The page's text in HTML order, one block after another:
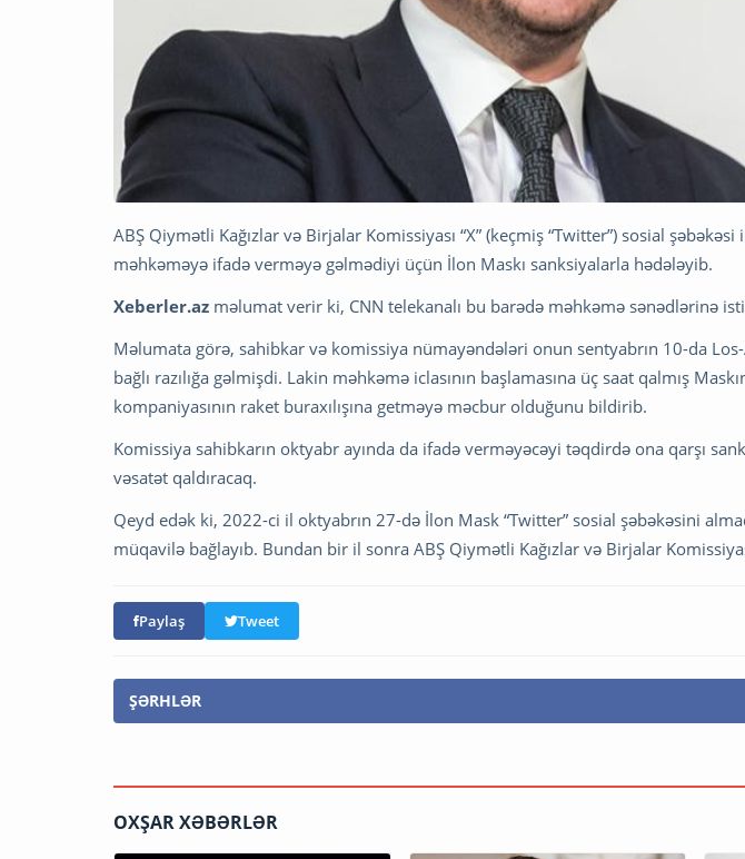
ABŞ Qiymətli Kağızlar və Birjalar Komissiyası “X” (keçmiş “Twitter”) sosial
məhkəməyə ifadə verməyə gəlmədiyi üçün İlon Maskı sanksiyalarla hədələyib.
Xeberler.az məlumat verir ki, CNN telekanalı bu barədə məhkəmə sənədlərinə
Məlumata görə, sahibkar və komissiya nümayəndələri onun sentyabrın 10-da
bağlı razılığa gəlmişdi. Lakin məhkəmə iclasının başlamasına üç saat qalmış
kompaniyasının raket buraxılışına getməyə məcbur olduğunu bildirib.
Komissiya sahibkarın oktyabr ayında da ifadə verməyəcəyi təqdirdə ona qarşı
vəsatət qaldıracaq.
Qeyd edək ki, 2022-ci il oktyabrın 27-də İlon Mask “Twitter” sosial şəbəkəsini
müqavilə bağlayıb. Bundan bir il sonra ABŞ Qiymətli Kağızlar və Birjalar
Paylaş Tweet
ŞƏRHLƏR
OXŞAR XƏBƏRLƏR